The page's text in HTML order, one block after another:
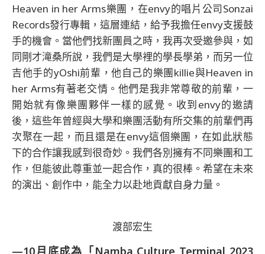
Heaven in her Arms樂團，在envy的唱片公司Sonzai
Records發行專輯，這層連結，給予我擔任envy支援鼓
手的機會。當他們找新團員之時，我再次受邀參與，如
同剛才滝桑所說，我們是大學裡的學長學弟，而另一位
吉他手的yOshi前輩，他自己的樂團killie與Heaven in
her Arms有著老交情。他們是我非常尊敬的前輩，一
開始就有像樂團夥伴一樣的感覺。收到envy的邀請
後，這些年曾經與大學和樂團活動有所交集的前輩們再
次聚在一起，而且還是在envy這個樂團，在如此狀態
下的合作讓我感到很奇妙。我們各別擁有不同樂團和工
作，但能彼此尊重並一起合作，真的很棒。希望在未來
的演出、創作中，能全力以赴地貢獻自身力量。
渡部宏生
—10月底成為「Namba Culture Terminal 2023